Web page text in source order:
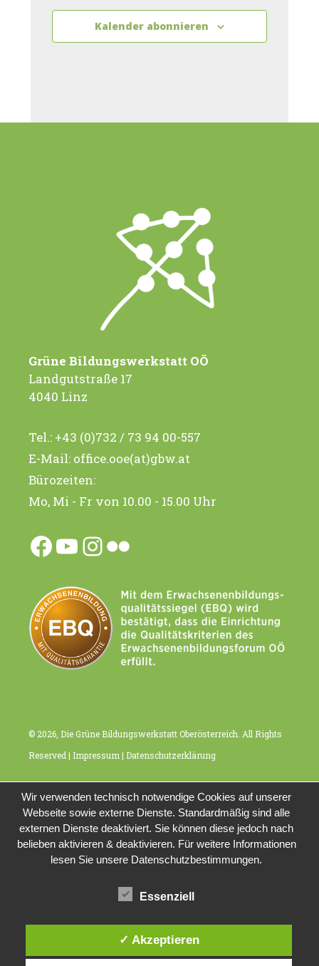
Kalender abonnieren
Grüne Bildungswerkstatt OÖ
Landgutstraße 17
4040 Linz
Tel.: +43 (0)732 / 73 94 00-557
E-Mail: office.ooe(at)gbw.at
Bürozeiten:
Mo, Mi - Fr von 10.00 - 15.00 Uhr
Facebook
YouTube
Instagram
Flickr
© 2026, Die Grüne Bildungswerkstatt Oberösterreich. All Rights
Reserved | Impressum | Datenschutzerklärung
Wir verwenden technisch notwendige Cookies auf unserer
Webseite sowie externe Dienste. Standardmäßig sind alle
externen Dienste deaktiviert. Sie können diese jedoch nach
belieben aktivieren & deaktivieren. Für weitere Informationen
lesen Sie unsere Datenschutzbestimmungen.
Essenziell
✓ Akzeptieren